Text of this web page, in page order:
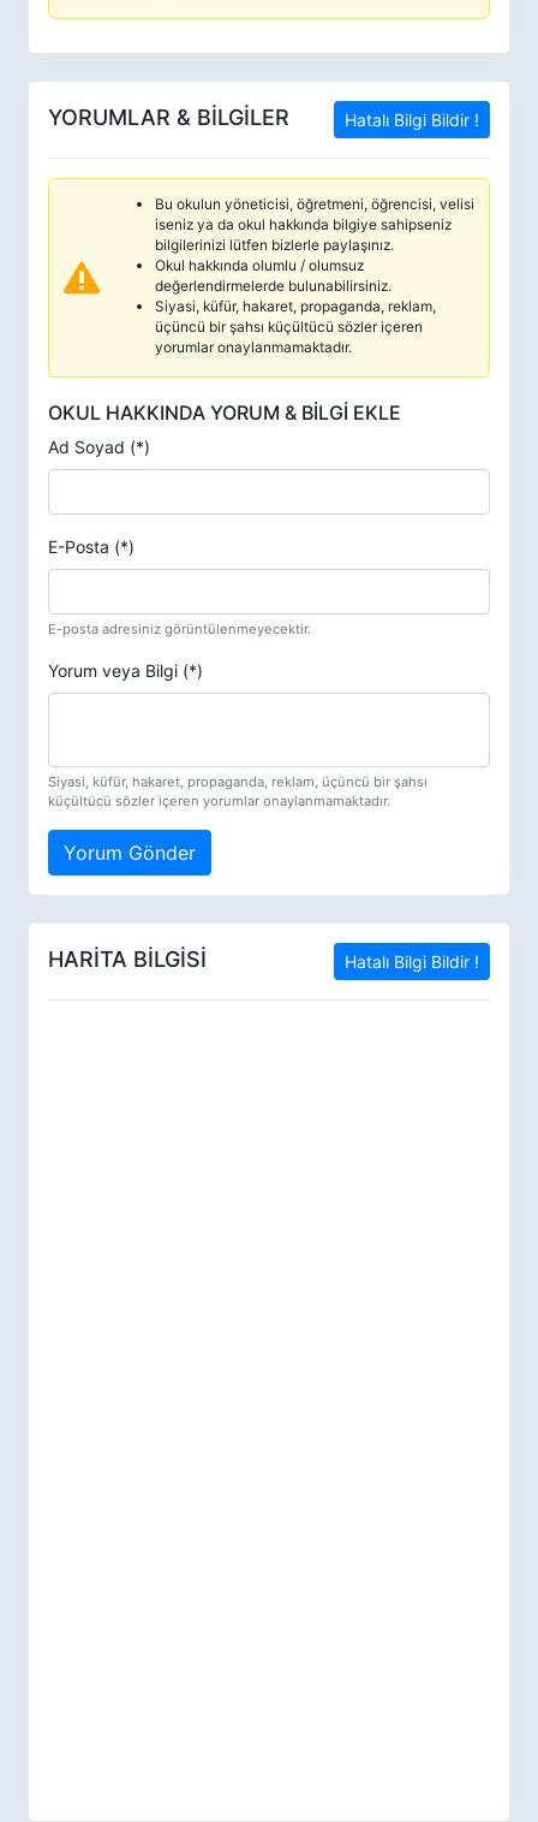
YORUMLAR & BİLGİLER Hatalı Bilgi Bildir !
Bu okulun yöneticisi, öğretmeni, öğrencisi, velisi
iseniz ya da okul hakkında bilgiye sahipseniz
bilgilerinizi lütfen bizlerle paylaşınız.
Okul hakkında olumlu / olumsuz
değerlendirmelerde bulunabilirsiniz.
Siyasi, küfür, hakaret, propaganda, reklam,
üçüncü bir şahsı küçültücü sözler içeren
yorumlar onaylanmamaktadır.
OKUL HAKKINDA YORUM & BİLGİ EKLE
Ad Soyad (*)
E-Posta (*)
E-posta adresiniz görüntülenmeyecektir.
Yorum veya Bilgi (*)
Siyasi, küfür, hakaret, propaganda, reklam, üçüncü bir şahsı
küçültücü sözler içeren yorumlar onaylanmamaktadır.
Yorum Gönder
HARİTA BİLGİSİ Hatalı Bilgi Bildir !